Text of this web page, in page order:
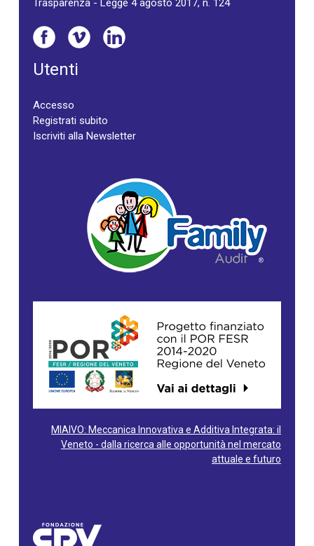
Trasparenza - Legge 4 agosto 2017, n. 124
Utenti
Accesso
Registrati subito
Iscriviti alla Newsletter
MIAIVO: Meccanica Innovativa e Additiva Integrata: il
Veneto - dalla ricerca alle opportunità nel mercato
attuale e futuro